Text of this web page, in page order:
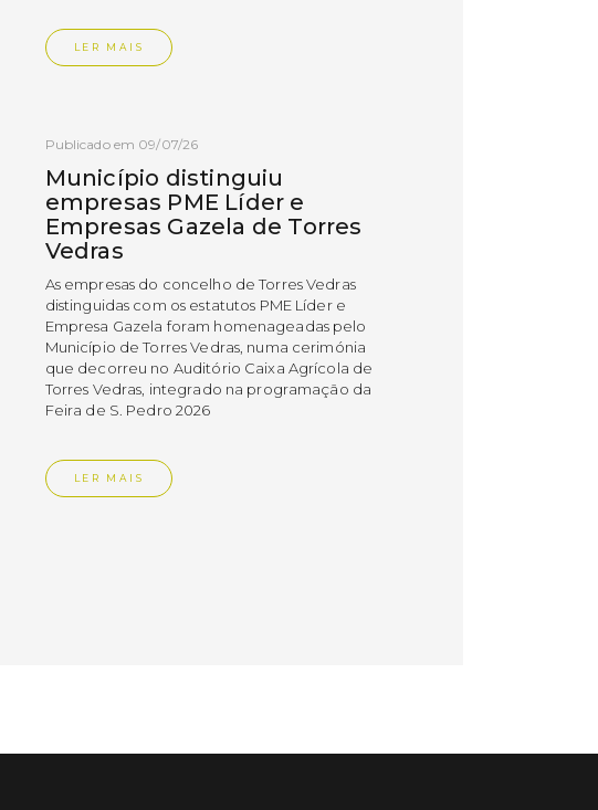
LER MAIS
Publicado em 09/07/26
Município distinguiu
empresas PME Líder e
Empresas Gazela de Torres
Vedras
As empresas do concelho de Torres Vedras
distinguidas com os estatutos PME Líder e
Empresa Gazela foram homenageadas pelo
Município de Torres Vedras, numa cerimónia
que decorreu no Auditório Caixa Agrícola de
Torres Vedras, integrado na programação da
Feira de S. Pedro 2026
LER MAIS
Agency foi assinado na manhã de ontem, dia